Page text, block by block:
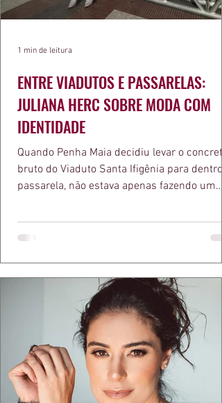
ENTRE VIADUTOS E PASSARELAS:
JULIANA HERC SOBRE MODA COM
IDENTIDADE
Quando Penha Maia decidiu levar o concreto
bruto do Viaduto Santa Ifigênia para dentro
passarela, não estava apenas fazendo um
a apresentadora e influenciadora Juliana
defende há tempos, o de que moda
estruturas geométricas, volumes
aquele concreto aparente típico da
arquitetura paulistana em peças de vestir,
1 min de leitura